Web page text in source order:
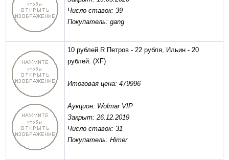
Число ставок: 39
Покупатель: gang
10 рублей R Петров - 22 рубля, Ильин - 20
рублей. (XF)
Итоговая цена: 479996
Аукцион: Wolmar VIP
Закрыт: 26.12.2019
Число ставок: 31
Покупатель: Himer